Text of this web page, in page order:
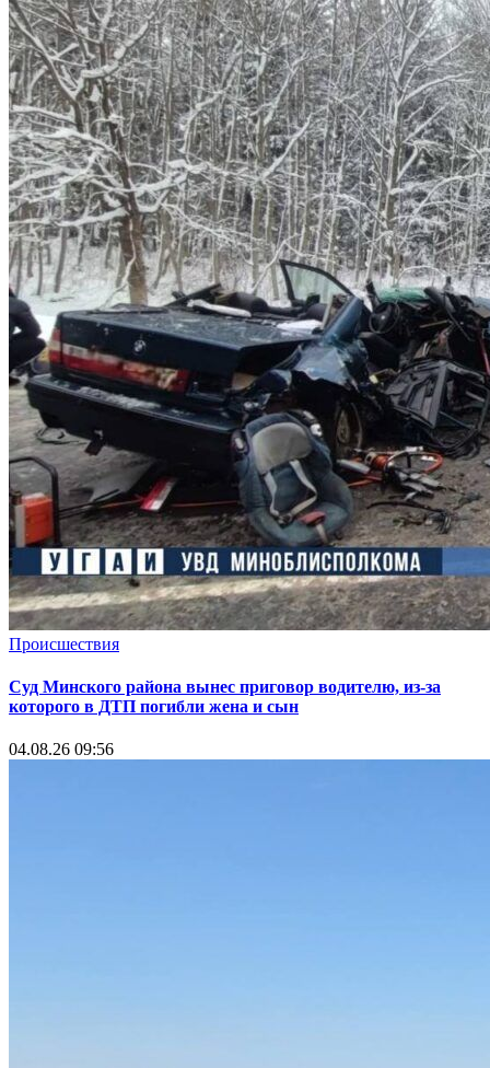
Происшествия
Суд Минского района вынес приговор водителю, из-за
которого в ДТП погибли жена и сын
04.08.26 09:56